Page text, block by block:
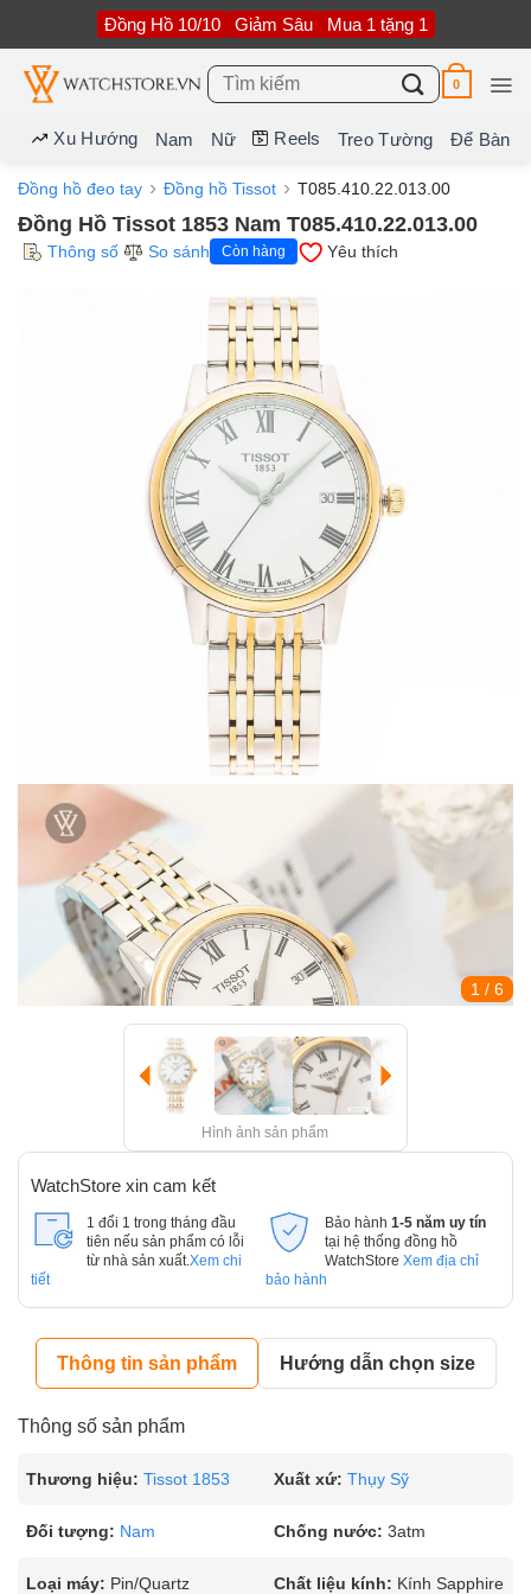
nội
dung
Đồng Hồ 10/10 Giảm Sâu Mua 1 tặng 1
Tìm
kiếm:
0
Xu Hướng Nam Nữ Reels Treo Tường Để Bàn
Đồng hồ đeo tay Đồng hồ Tissot T085.410.22.013.00
Đồng Hồ Tissot 1853 Nam T085.410.22.013.00
Thông số So sánh Còn hàng Yêu thích
1 / 6
Hình ảnh sản phẩm
WatchStore xin cam kết
1 đổi 1 trong tháng đầu
tiên nếu sản phẩm có lỗi
từ nhà sản xuất. Xem chi
tiết
Bảo hành 1-5 năm uy tín
tại hệ thống đồng hồ
WatchStore Xem địa chỉ
bảo hành
Thông tin sản phẩm Hướng dẫn chọn size
Thông số sản phẩm
Thương hiệu: Tissot 1853 Xuất xứ: Thụy Sỹ
Đối tượng: Nam Chống nước: 3atm
Loại máy: Pin/Quartz Chất liệu kính: Kính Sapphire